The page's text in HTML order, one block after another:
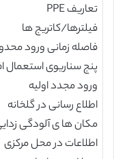
تعاریف PPE
فیلترها/کاتریج ها
فاصله زمانی ورود
پنج سناریوی
ورود مجدد اولیه
اطلاع رسانی در گلخانه
مکان ها ی آلودگی
اطلاعات در محل مرکزی